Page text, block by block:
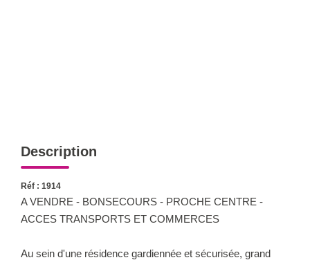
Description
Réf : 1914
A VENDRE - BONSECOURS - PROCHE CENTRE -
ACCES TRANSPORTS ET COMMERCES
Au sein d'une résidence gardiennée et sécurisée, grand